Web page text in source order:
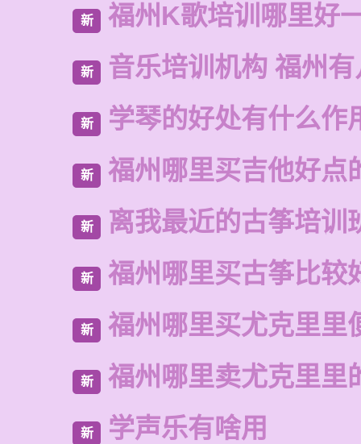
新 福州K歌培训哪里好
新 音乐培训机构 福州
新 学琴的好处有什么作
新 福州哪里买吉他好点
新 离我最近的古筝培训
新 福州哪里买古筝比较
新 福州哪里买尤克里里
新 福州哪里卖尤克里里
新 学声乐有啥用